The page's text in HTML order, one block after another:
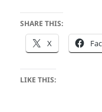
SHARE THIS:
X
LIKE THIS: